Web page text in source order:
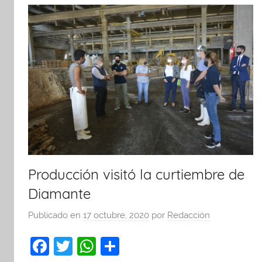
Producción visitó la curtiembre de
Diamante
Publicado en 17 octubre, 2020 por Redacción
F
T
W